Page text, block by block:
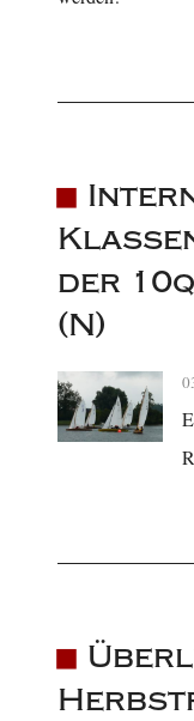
der
(N)